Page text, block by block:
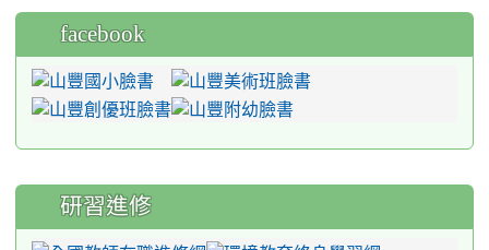
facebook
研習進修